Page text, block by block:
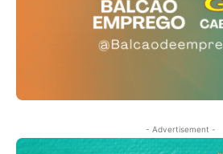
- Advertisement -